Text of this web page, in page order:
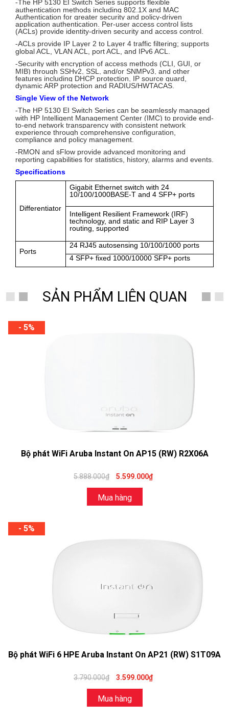
-The HP 5130 EI Switch Series supports flexible
authentication methods including 802.1X and MAC
Authentication for greater security and policy-driven
application authentication. Per-user access control lists
(ACLs) provide identity-driven security and access control.
-ACLs provide IP Layer 2 to Layer 4 traffic filtering; supports
global ACL, VLAN ACL, port ACL, and IPv6 ACL.
-Security with encryption of access methods (CLI, GUI, or
MIB) through SSHv2, SSL, and/or SNMPv3, and other
features including DHCP protection, IP source guard,
dynamic ARP protection and RADIUS/HWTACAS.
Single View of the Network
-The HP 5130 EI Switch Series can be seamlessly managed
with HP Intelligent Management Center (IMC) to provide end-
to-end network transparency with consistent network
experience through comprehensive configuration,
compliance and policy management.
-RMON and sFlow provide advanced monitoring and
reporting capabilities for statistics, history, alarms and events.
Specifications
Differentiator
Gigabit Ethernet switch with 24
10/100/1000BASE-T and 4 SFP+ ports
Intelligent Resilient Framework (IRF)
technology, and static and RIP Layer 3
routing, supported
Ports
24 RJ45 autosensing 10/100/1000 ports
4 SFP+ fixed 1000/10000 SFP+ ports
SẢN PHẨM LIÊN QUAN
- 5%
Bộ phát WiFi Aruba Instant On AP15 (RW) R2X06A
5.888.000₫ 5.599.000₫
Mua hàng
- 5%
Bộ phát WiFi 6 HPE Aruba Instant On AP21 (RW) S1T09A
3.790.000₫ 3.599.000₫
Mua hàng